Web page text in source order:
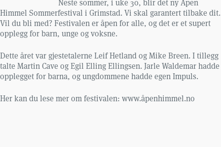
Neste sommer, i uke 30, blir det ny Åpen
Himmel Sommerfestival i Grimstad. Vi skal garantert tilbake dit.
Vil du bli med? Festivalen er åpen for alle, og det er et supert
opplegg for barn, unge og voksne.
Dette året var gjestetalerne Leif Hetland og Mike Breen. I tillegg
talte Martin Cave og Egil Elling Ellingsen. Jarle Waldemar hadde
opplegget for barna, og ungdommene hadde egen Impuls.
Her kan du lese mer om festivalen: www.åpenhimmel.no